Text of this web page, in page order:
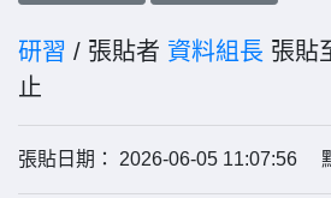
研習 / 張貼者 資料組長 張貼
止
張貼日期： 2026-06-05 11:07:56